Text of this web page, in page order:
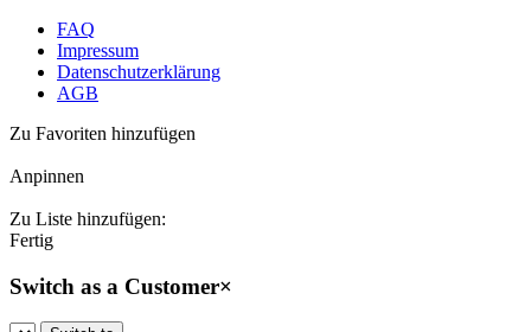
FAQ
Impressum
Datenschutzerklärung
AGB
Zu Favoriten hinzufügen
Anpinnen
Zu Liste hinzufügen:
Fertig
Switch as a Customer×